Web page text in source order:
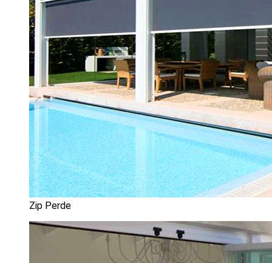
Zip Perde